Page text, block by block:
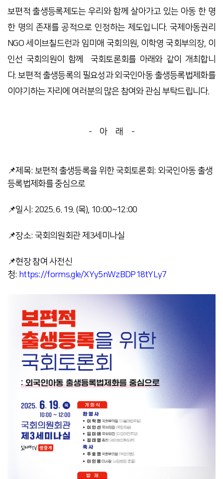
보편적 출생등록제도는 우리와 함께 살아가고 있는 아동 한 명
한 명의 존재를 공적으로 인정하는 제도입니다. 국제아동권리
NGO세이브칠드런과 임미애 국회의원, 이학영 국회부의장, 이
인선 국회의원이 함께
국회토론회를 아래와 같이 개최합니
다.보편적 출생등록의 필요성과 외국인아동 출생등록법제화를
이야기하는 자리에 여러분의 많은 참여와 관심 부탁드립니다.
- 아 래 -
📌제목: 보편적 출생등록을 위한 국회토론회: 외국인아동 출생
등록법제화를 중심으로
📌일시: 2025. 6. 19. (목), 10:00~12:00
📌장소: 국회의원회관 제3세미나실
📌현장 참여 사전신
청: https://forms.gle/XYy5nWzBDP18tYLy7